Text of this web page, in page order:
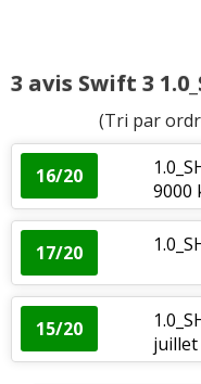
Agrément
:3aiment
Consommation:4
3 avis Swift 3
(Tri par
16/20
9000
17/20
15/20
juillet